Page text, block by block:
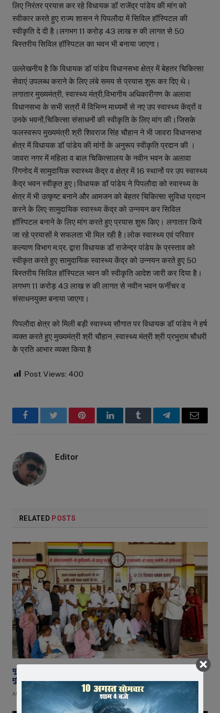
लिए निरंतर प्रयास कर रहे विधायक डॉ राजेंद्र पांडेय की मांग को
स्वीकार करते हुए राज्य शासन ने पिपलौदा में सिविल हॉस्पिटल की
स्वीकृति दे दी है।लगभग 11 करोड़ 43 लाख रु की लागत से 50
बिस्तरीय सिविल हॉस्पिटल का भवन भी बनाया जाएगा।
उल्लेखनीय है कि विधायक डॉ पांडेय विधानसभा क्षेत्र में बेहतर चिकित्सा
सेवाएं उपलब्ध कराने के लिए लंबे समय से प्रयास शुरू कर दिए थे।
लगातार मुख्यमंत्री, स्वास्थ्य मंत्री,विभागीय अधिकारीगण के अलावा
विधानसभा के सभी सत्रों में विभिन्न माध्यमों से नए उप स्वास्थ्य केंद्रों व
उनके भवनों,चिकित्सा संसाधनों की स्वीकृति के लिए मांग की।जिसके
फलस्वरूप मुख्यमंत्री श्री शिवराज सिंह चौहान ने भी जावरा विधानसभा
क्षेत्र में विधायक डॉ पांडेय की मांगों के अनुरूप स्वीकृति प्रदान की ।
जावरा नगर में महिला व बाल चिकित्सालय के नवीन भवन के अलावा
रिंगनोद में सामुदायिक स्वास्थ्य केंद्र व क्षेत्र में 16 स्थानों पर उप स्वास्थ्य
केंद्र भवन स्वीकृत हुए।विधायक डॉ पांडेय ने पिपलौदा को स्वास्थ्य के
क्षेत्र में भी उत्कृष्ट बनाने और आमजन को बेहतर चिकित्सा सुविधा प्रदान
करने के लिए सामुदायिक स्वास्थ्य केंद्र को उन्नयन कर सिविल
हॉस्पिटल बनाने के लिए मांग करते हुए प्रयास शुरू किए। लगातार किये
जा रहे प्रयासों मे सफलता भी मिल रही है।लोक स्वास्थ्य एवं परिवार
कल्याण विभाग म.प्र. द्वारा विधायक डॉ राजेन्द्र पांडेय के प्रस्ताव को
स्वीकृत करते हुए सामुदायिक स्वास्थ्य केंद्र को उन्नयन करते हुए 50
बिस्तरीय सिविल हॉस्पिटल भवन की स्वीकृति आदेश जारी कर दिया है।
लगभग 11 करोड़ 43 लाख रु की लागत से नवीन भवन फर्नीचर व
संसाधनयुक्त बनाया जाएगा।
पिपलौदा क्षेत्र को मिली बड़ी स्वास्थ्य सौगात पर विधायक डॉ पांडेय ने हर्ष
व्यक्त करते हुए मुख्यमंत्री श्री चौहान ,स्वास्थ्य मंत्री श्री प्रभुराम चौधरी
के प्रति आभार व्यक्त किया है
Post Views: 400
FacebookTwitter PinterestLinkedInTumblr TelegramEmail
Editor
RELATED POSTS
युवा शक्ति में विश्व बदलने की क्षमता, बस ऊर्जा को सही दिशा मिले : राष्ट्रसंत कमल
मुनि
AUGUST 8, 2026